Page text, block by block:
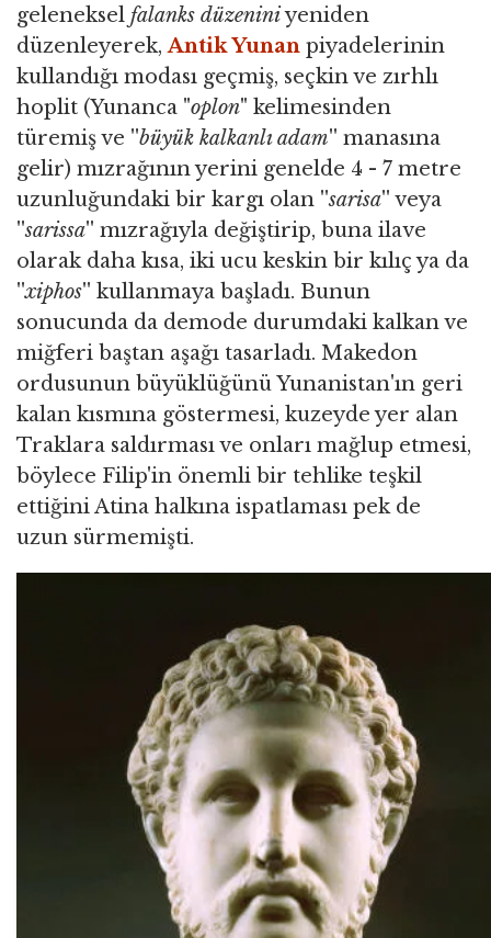
geleneksel falanks düzeniniyeniden
düzenleyerek,Antik Yunan piyadelerinin
kullandığı modası geçmiş, seçkin ve zırhlı
hoplit (Yunanca "oplon" kelimesinden
türemiş ve ''büyük kalkanlı adam'' manasına
gelir) mızrağının yerini genelde 4 - 7 metre
uzunluğundaki bir kargı olan ''sarisa'' veya
''sarissa'' mızrağıyla değiştirip, buna ilave
olarak daha kısa, iki ucu keskin bir kılıç ya da
''xiphos'' kullanmaya başladı. Bunun
sonucunda da demode durumdaki kalkan ve
miğferi baştan aşağı tasarladı. Makedon
ordusunun büyüklüğünü Yunanistan'ın geri
kalan kısmına göstermesi, kuzeyde yer alan
Traklara saldırması ve onları mağlup etmesi,
böylece Filip'in önemli bir tehlike teşkil
ettiğini Atina halkına ispatlaması pek de
uzun sürmemişti.